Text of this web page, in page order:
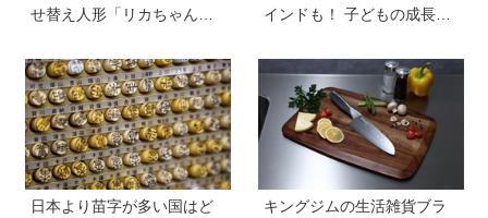
せ替え人形「リカちゃん」
けよう
インドも！ 子どもの成長は
た映画『パウ・パトロール
ザ・ダイノ・ムービー』で
はあきらめなければ何でも
できると子どもに知ってほ
日本より苗字が多い国はど
キングジムの生活雑貨ブラ